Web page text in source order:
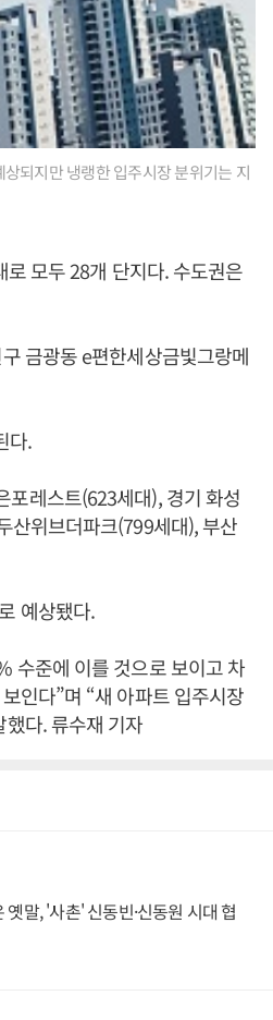
되지만 냉랭한 입주시장 분위기는 지
모두 28개 단지다. 수도권은
금광동 e편한세상금빛그랑메
다.
포레스트(623세대), 경기 화성
산위브더파크(799세대), 부산
예상됐다.
수준에 이를 것으로 보이고 차
인다”며 “새 아파트 입주시장
다. 류수재 기자
말, '사촌' 신동빈·신동원 시대 협